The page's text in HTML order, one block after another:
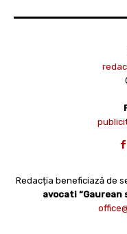
Redacția beneficiază de
avocati “Gaurean